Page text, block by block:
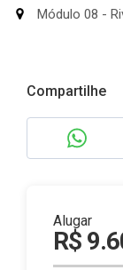
Módulo 08 -
Compartilhe
Alugar
R$